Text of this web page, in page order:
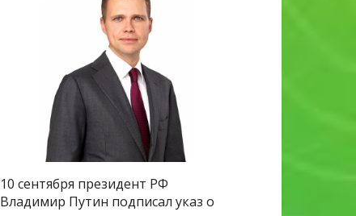
10 сентября президент РФ
Владимир Путин подписал указ о